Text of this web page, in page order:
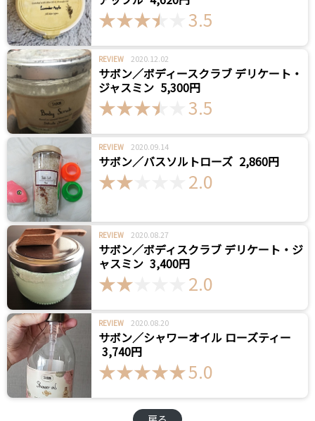
3.5
REVIEW 2020.12.02
サボン／ボディースクラブ デリケート・
ジャスミン 5,300円
3.5
REVIEW 2020.09.14
サボン／バスソルトローズ 2,860円
2.0
REVIEW 2020.08.27
サボン／ボディスクラブ デリケート・ジ
ャスミン 3,400円
2.0
REVIEW 2020.08.20
サボン／シャワーオイル ローズティー
3,740円
5.0